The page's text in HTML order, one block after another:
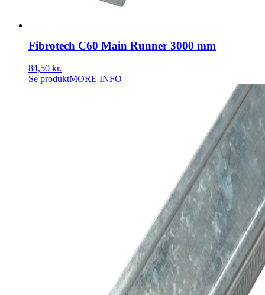
Fibrotech C60 Main Runner 3000 mm
84,50 kr.
Se produktMORE INFO